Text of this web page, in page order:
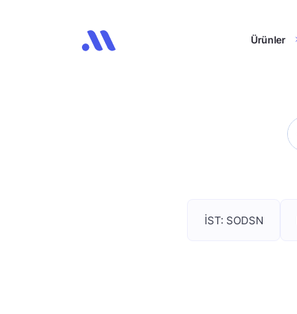
Ürünler
İST: SODSN